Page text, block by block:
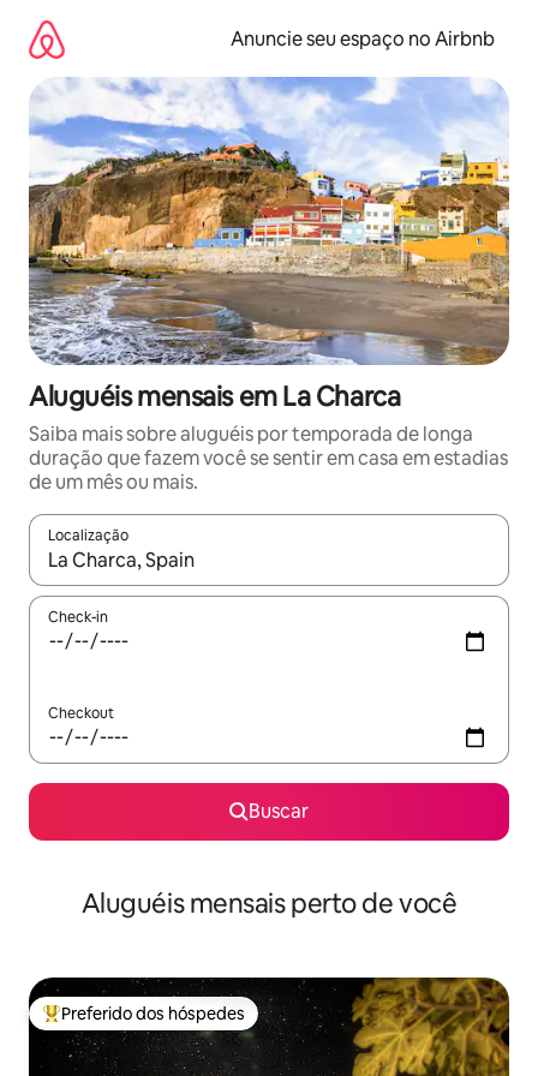
para
conteúdo
Anuncie seu espaço no Airbnb
Aluguéis mensais em La Charca
Saiba mais sobre aluguéis por temporada de longa
duração que fazem você se sentir em casa em estadias
de um mês ou mais.
Localização
Quando os resultados estiverem disponíveis, explore-os
Check-in
Checkout
Buscar
Aluguéis mensais perto de você
Entre os melhores preferidos dos hóspedes
Preferido dos hóspedes